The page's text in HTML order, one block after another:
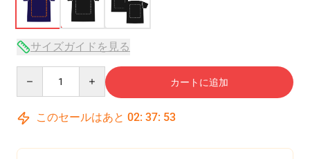
サイズガイドを見る
カートに追加
このセールはあと 02: 37: 52